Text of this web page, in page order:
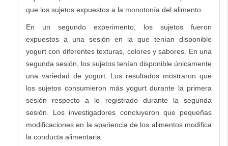
que los sujetos expuestos a la monotonía del alimento.
En un segundo experimento, los sujetos fueron
expuestos a una sesión en la que tenían disponible
yogurt con diferentes texturas, colores y sabores. En una
segunda sesión, los sujetos tenían disponible únicamente
una variedad de yogurt. Los resultados mostraron que
los sujetos consumieron más yogurt durante la primera
sesión respecto a lo registrado durante la segunda
sesión. Los investigadores concluyeron que pequeñas
modificaciones en la apariencia de los alimentos modifica
la conducta alimentaria.